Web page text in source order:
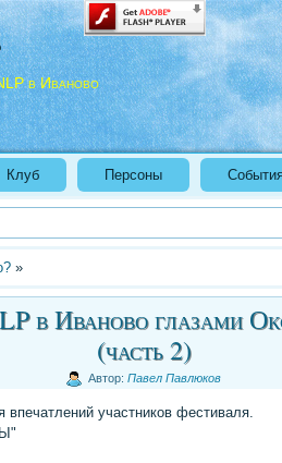
в Иваново
Клуб Персоны
»
в Иваново глазами
(часть 2)
Автор: Павел Павлюков
впечатлений участников фестиваля.